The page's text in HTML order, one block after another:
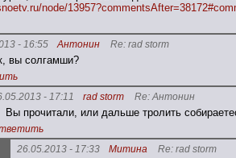
node/
- 16:55
Антонин Re: rad storm
вы солгамши?
- 17:11
rad storm Re: Антонин
Вы прочитали, или дальше тролить
26.05.2013 - 17:33
Митина Re: rad storm